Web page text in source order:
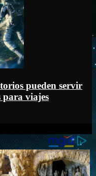
pueden servir
para viajes